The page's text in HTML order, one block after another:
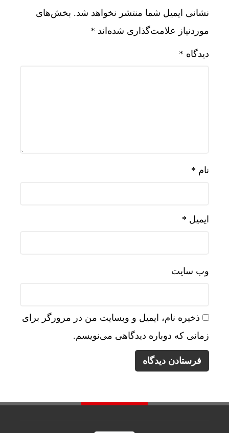
نشانی ایمیل شما منتشر نخواهد شد. بخش‌های
موردنیاز علامت‌گذاری شده‌اند *
دیدگاه *
نام *
ایمیل *
وب‌ سایت
ذخیره نام، ایمیل و وبسایت من در مرورگر برای
زمانی که دوباره دیدگاهی می‌نویسم.